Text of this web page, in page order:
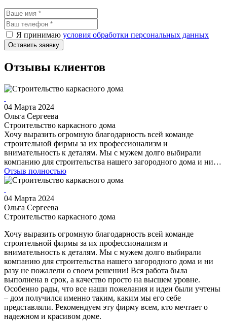
Я принимаю условия обработки персональных данных
Оставить заявку
Отзывы клиентов
04 Марта 2024
Ольга Сергеева
Строительство каркасного дома
Хочу выразить огромную благодарность всей команде
строительной фирмы за их профессионализм и
внимательность к деталям. Мы с мужем долго выбирали
компанию для строительства нашего загородного дома и ни…
Отзыв полностью
04 Марта 2024
Ольга Сергеева
Строительство каркасного дома
Хочу выразить огромную благодарность всей команде
строительной фирмы за их профессионализм и
внимательность к деталям. Мы с мужем долго выбирали
компанию для строительства нашего загородного дома и ни
разу не пожалели о своем решении! Вся работа была
выполнена в срок, а качество просто на высшем уровне.
Особенно рады, что все наши пожелания и идеи были учтены
– дом получился именно таким, каким мы его себе
представляли. Рекомендуем эту фирму всем, кто мечтает о
надежном и красивом доме.